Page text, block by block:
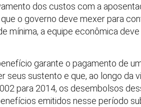
dos custos com a
o governo deve mexer para
mínima, a equipe econômica
garante o pagamento de
sustento e que, ao longo da
para 2014, os desembolsos
emitidos nesse período